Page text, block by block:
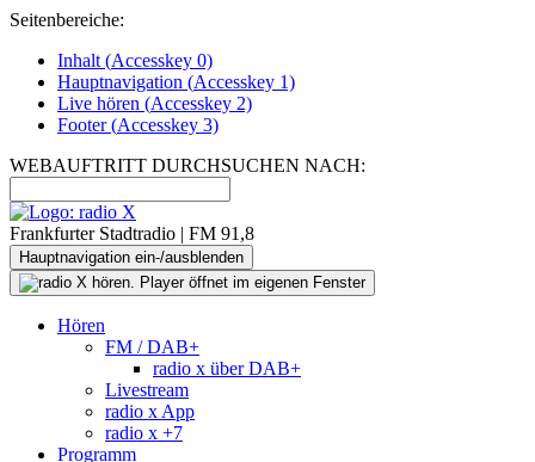
Seitenbereiche:
Inhalt (Accesskey 0)
Hauptnavigation (Accesskey 1)
Live hören (Accesskey 2)
Footer(Accesskey 3)
WEBAUFTRITT DURCHSUCHEN NACH:
Frankfurter Stadtradio | FM 91,8
Hauptnavigation ein-/ausblenden
Hören
FM / DAB+
radio x über DAB+
Livestream
radio x App
radio x +7
Programm